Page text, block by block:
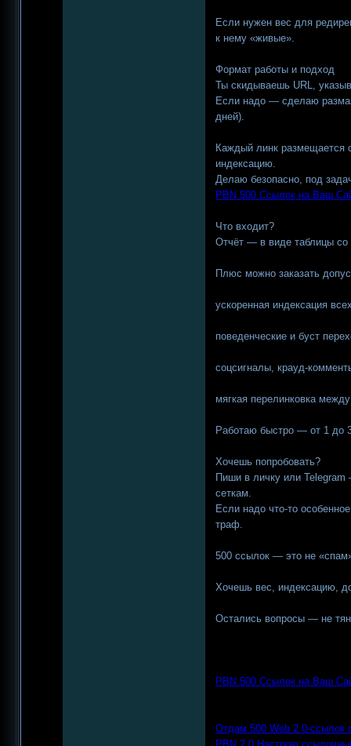
Если нужен вес для
к нему «живые».
Формат работы и подход
Ты скидываешь URL,
Если надо — сделаю
дней).
Каждый линк размещается
индексацию.
Делаю безопасно, под
PBN 500 Ссылок на Ваш
Что входит?
Отчёт — в виде таблицы
Плюс можно заказать
ускоренная индексация
поведенческие и буст
соцсигналы, крауд-
мягкая перелинковка
Работаю быстро — от 1 до
Хочешь попробовать?
Пиши в личку или
сеткам.
Если надо что-то
траф.
500 ссылок — это не
Хочешь вес, индексацию,
Остались вопросы — не
PBN 500 Ссылок на Ваш
Отдам 500 Web 2.0-ссылок